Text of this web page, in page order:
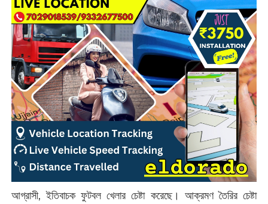
আগ্রাসী, ইতিবাচক ফুটবল খেলার চেষ্টা করেছে। আক্রমণ তৈরির চেষ্টা